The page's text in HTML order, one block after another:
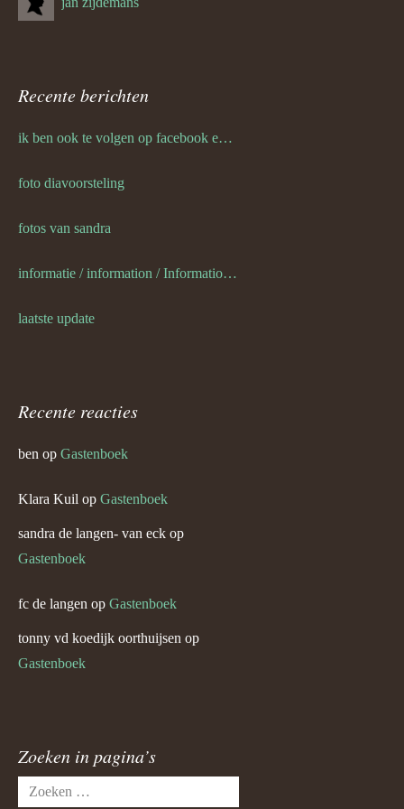
Recente berichten
ik ben ook te volgen op facebook en twitter
foto diavoorsteling
fotos van sandra
informatie / information / Informationen / l information
laatste update
Recente reacties
ben op Gastenboek
Klara Kuil op Gastenboek
sandra de langen- van eck op
Gastenboek
fc de langen op Gastenboek
tonny vd koedijk oorthuijsen op
Gastenboek
Zoeken in pagina’s
Zoeken